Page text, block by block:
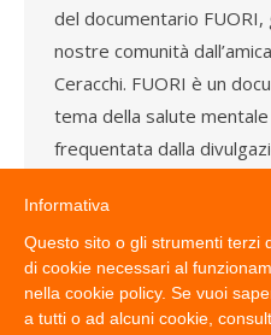
del documentario FUORI,
nostre comunità
Ceracchi. FUORI è un
tema della salute mentale
frequentata dalla
documentario FUORI di
venerdì 22…
Informativa
Questo sito o gli strumenti terzi
di cookie necessari al
nella cookie policy. Se vuoi
a tutti o ad alcuni cookie,